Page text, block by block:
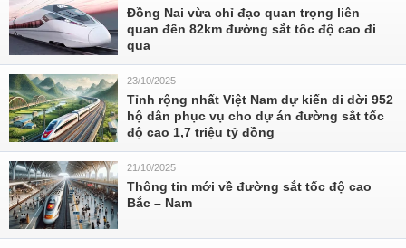
Đồng Nai vừa chỉ đạo quan trọng liên
quan đến 82km đường sắt tốc độ cao đi
qua
23/10/2025
Tỉnh rộng nhất Việt Nam dự kiến di dời 952
hộ dân phục vụ cho dự án đường sắt tốc
độ cao 1,7 triệu tỷ đồng
21/10/2025
Thông tin mới về đường sắt tốc độ cao
Bắc – Nam